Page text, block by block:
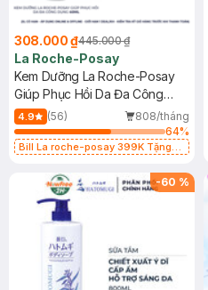
308.000 ₫445.000 ₫
La Roche-Posay
Kem Dưỡng La Roche-Posay
Giúp Phục Hồi Da Đa Công
Dụng 40ml
4.9 (56)
808/tháng
64%
Bill La roche-posay 399K Tặng
(SL có hạn)
-60 %